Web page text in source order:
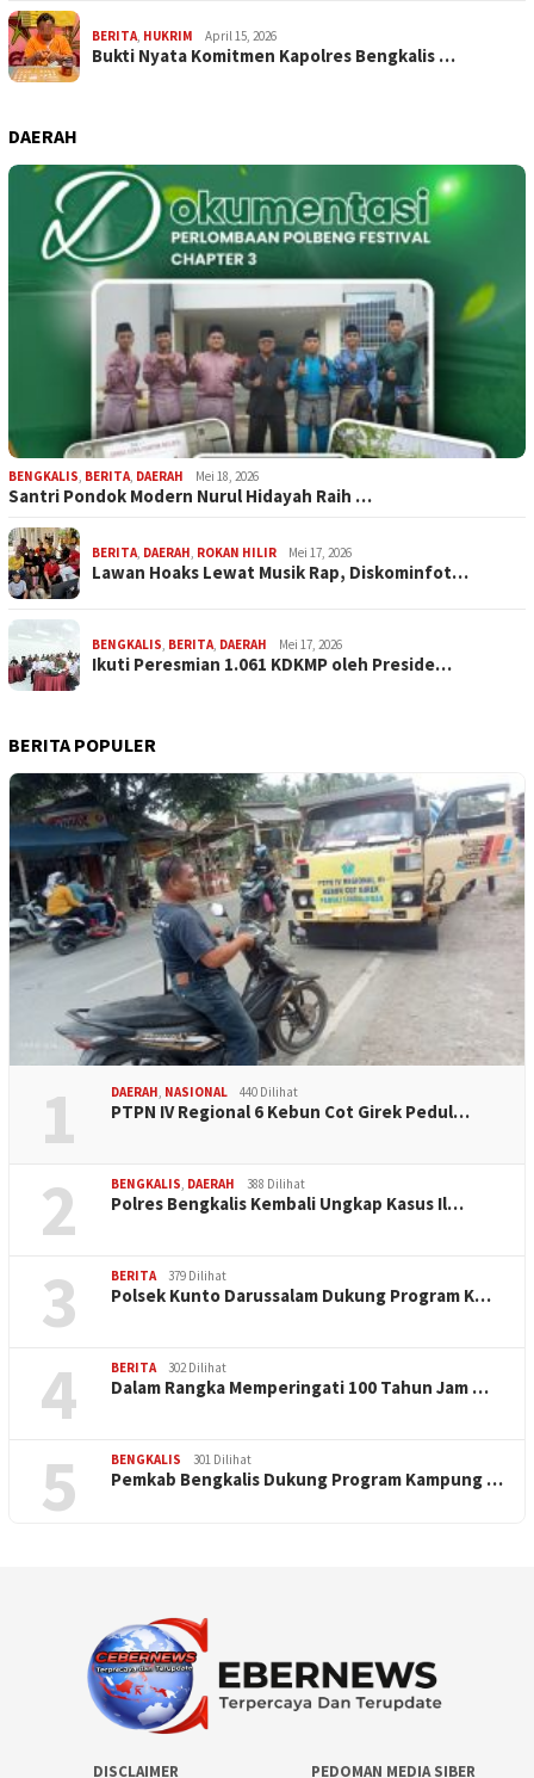
BERITA, HUKRIM April 15, 2026
Bukti Nyata Komitmen Kapolres Bengkalis …
DAERAH
BENGKALIS, BERITA, DAERAH Mei 18, 2026
Santri Pondok Modern Nurul Hidayah Raih …
BERITA, DAERAH, ROKAN HILIR Mei 17, 2026
Lawan Hoaks Lewat Musik Rap, Diskominfot…
BENGKALIS, BERITA, DAERAH Mei 17, 2026
Ikuti Peresmian 1.061 KDKMP oleh Preside…
BERITA POPULER
1 DAERAH NASIONAL 440 Dilihat
PTPN IV Regional 6 Kebun Cot Girek Pedul…
2 BENGKALIS DAERAH 388 Dilihat
Polres Bengkalis Kembali Ungkap Kasus Il…
3 BERITA 379 Dilihat
Polsek Kunto Darussalam Dukung Program K…
4 BERITA 302 Dilihat
Dalam Rangka Memperingati 100 Tahun Jam …
5 BENGKALIS 301 Dilihat
Pemkab Bengkalis Dukung Program Kampung …
DISCLAIMER PEDOMAN MEDIA SIBER